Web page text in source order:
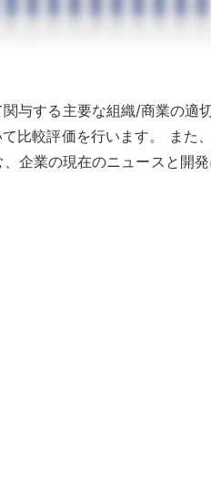
与する主要な組織/商業の
比較評価を行います。 ま
企業の現在のニュースと開